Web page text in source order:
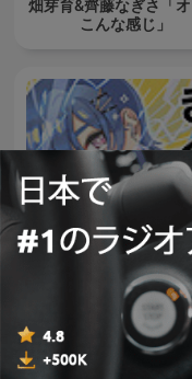
畑芽育&齊藤なぎさ「
こんな感じ」
きくドラ 名作座